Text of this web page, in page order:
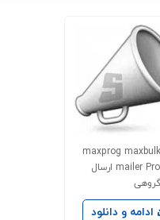
دانلود maxprog maxbulk
mailer Pro 8.8.8 ارسال
ادامه و دانلود